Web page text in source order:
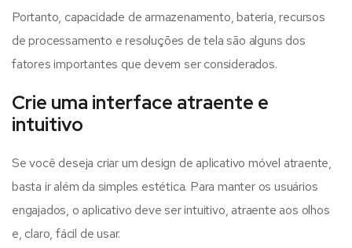
Portanto, capacidade de armazenamento, bateria, recursos
de processamento e resoluções de tela são alguns dos
fatores importantes que devem ser considerados.
Crie uma interface atraente e
intuitivo
Se você deseja criar um design de aplicativo móvel atraente,
basta ir além da simples estética. Para manter os usuários
engajados, o aplicativo deve ser intuitivo, atraente aos olhos
e, claro, fácil de usar.